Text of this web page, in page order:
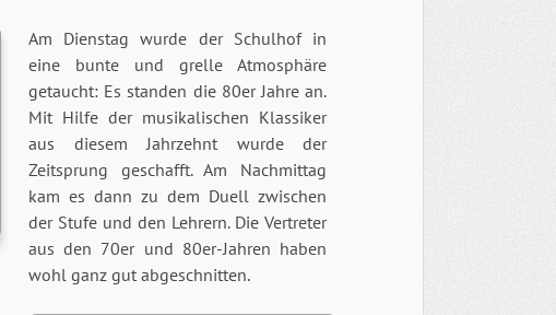
Am Dienstag wurde der Schulhof in
eine bunte und grelle Atmosphäre
getaucht: Es standen die 80er Jahre an.
Mit Hilfe der musikalischen Klassiker
aus diesem Jahrzehnt wurde der
Zeitsprung geschafft. Am Nachmittag
kam es dann zu dem Duell zwischen
der Stufe und den Lehrern. Die Vertreter
aus den 70er und 80er-Jahren haben
wohl ganz gut abgeschnitten.